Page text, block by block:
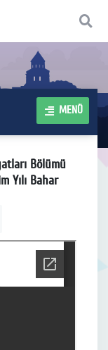
MENÜ
Bölümü
Yılı Bahar